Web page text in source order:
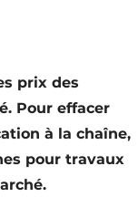
prix des
Pour effacer
à la chaîne,
pour travaux